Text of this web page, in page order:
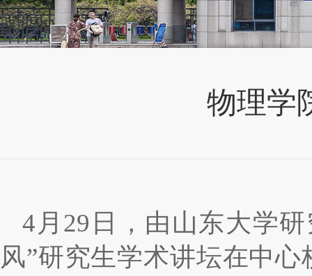
物理学
4月29日，由山东大学
风”研究生学术讲坛在中